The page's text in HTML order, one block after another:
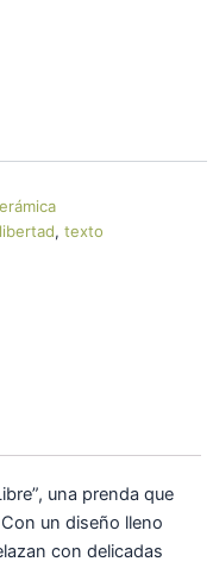
libertad, texto
una prenda que
un diseño lleno
con delicadas